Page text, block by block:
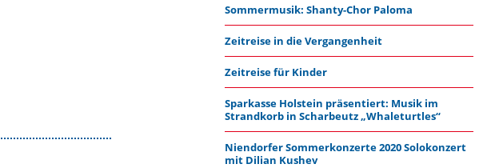
Sommermusik: Shanty-Chor Paloma
Zeitreise in die Vergangenheit
Zeitreise für Kinder
Sparkasse Holstein präsentiert: Musik im
Strandkorb in Scharbeutz „Whaleturtles“
Niendorfer Sommerkonzerte 2020 Solokonzert
mit Dilian Kushev